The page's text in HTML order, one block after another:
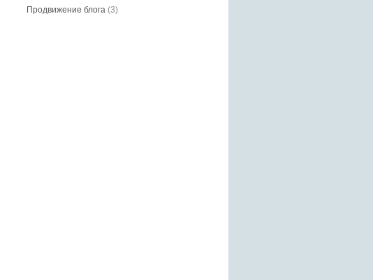
Продвижение блога (3)